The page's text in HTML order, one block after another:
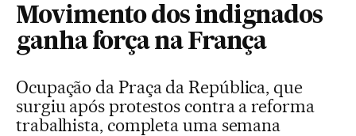
Movimento dos indignados
ganha força na França
Ocupação da Praça da República, que
surgiu após protestos contra a reforma
trabalhista, completa uma semana